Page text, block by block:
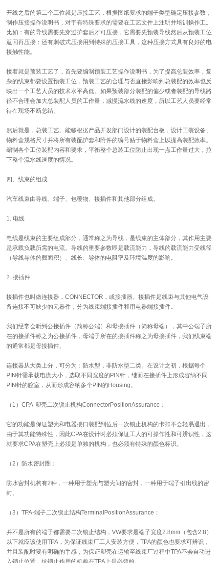
开线之后的第二个工位就是压接工艺，根据图纸要求的端子类型确定压接参数，
制作压接操作说明书，对于有特殊要求的需要在工艺文件上注明并培训操作工。
比如：有的导线需要先穿过护套后才可压接，它需要先预装导线然后从预装工位
返回再压接；还有刺破式压接用到特殊的压接工具，这种压接方式具有良好的电
接触性能。
接着就是预装工艺了，首先要编制预装工艺操作说明书，为了提高总装效率，复
杂的线束都要设置预装工位，预装工艺的合理与否直接影响到总装配的效率也反
映出一个工艺人员的技术水平高低。如果预装部分装配的偏少或者装配的导线路
径不合理会加大总装配人员的工作量，减慢流水线的速度，所以工艺人员要经常
待在现场不断总结。
然后就是，总装工艺。能够根据产品开发部门设计的装配台板，设计工装设备、
物料盒规格尺寸并将所有装配护套和附件的编号贴于物料盒上以提高装配效率。
编制各个工位装配内容和要求，平衡整个总装工位防止出现一点工作量过大，拉
下整个流水线速度的情况。
四、线束的组成
汽车线束由导线、端子、包覆物、接插件和其他部分组成。
1. 电线
电线是线束的主要组成部分，通常称之为导线，是线束的主体部分，其作用主要
是承载负载所需的电流。导线的重要参数即是载流能力，导线的载流能力受线径
（导线导体的截面积）、线长、导体的电阻率及环境温度的影响。
2. 接插件
接插件也叫做连接器，CONNECTOR，或接插器。接插件是线束与其他电气设
备连接不可缺少的元器件，分为线束端接插件和用电器端接插件。
我们经常会听到公接插件（简称公端）和母接插件（简称母端），其中公端子所
在的接插件称之为公接插件，母端子所在的接插件称之为母接插件，我们线束端
的通常都是母接插件。
连接器从大类上分，可分为：防水型，非防水型二类。在设计之初，根据每个
PIN针需承载电流大小，选取不同宽度的PIN针，继而在接插件上形成容纳不同
PIN针的腔室，从而形成容纳多个PIN的Housing。
（1）CPA-塑壳二次锁止机构ConnectorPositionAssurance：
它的功能是保证塑壳和电器接口装配到位后一次锁止机构的卡扣不会轻易退出，
由于其功能特殊性，因此CPA在设计时必须保证工人的可操作性和可辨识性，这
就要求CPA在塑壳上必须是单独的机构，也必须有特殊的颜色标识。
（2）防水密封圈：
防水密封机构有2种，一种用于塑壳与塑壳间的密封，一种用于端子引出线的密
封。
（3）TPA-端子二次锁止结构TerminalPositionAssurance：
并不是所有的端子都需要二次锁止结构，VW要求是端子宽度2.8mm（包含2.8）
以下就应该使用TPA，为保证线束厂工人安装方便，TPA的颜色也要求可辨识，
并且装配时要有明确的手感，为保证塑壳在运输至线束厂过程中TPA不会自动进
入锁止位置，抗锁止作用的机构在TPA上是必须的。